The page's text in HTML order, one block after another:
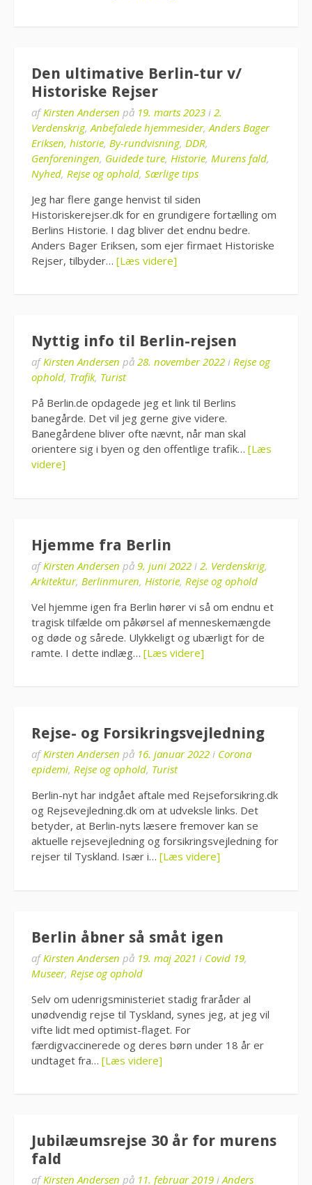
Den ultimative Berlin-tur v/
Historiske Rejser
afKirsten Andersen på 19. marts 2023 i 2.
Verdenskrig, Anbefalede hjemmesider, Anders Bager
Eriksen, historie, By-rundvisning, DDR,
Genforeningen, Guidede ture, Historie, Murens fald,
Nyhed, Rejse og ophold, Særlige tips
Jeg har flere gange henvist til siden
Historiskerejser.dk for en grundigere fortælling om
Berlins Historie. I dag bliver det endnu bedre.
Anders Bager Eriksen, som ejer firmaet Historiske
Rejser, tilbyder… [Læs videre]
Nyttig info til Berlin-rejsen
afKirsten Andersen på 28. november 2022 i Rejse og
ophold, Trafik, Turist
På Berlin.de opdagede jeg et link til Berlins
banegårde. Det vil jeg gerne give videre.
Banegårdene bliver ofte nævnt, når man skal
orientere sig i byen og den offentlige trafik… [Læs
videre]
Hjemme fra Berlin
afKirsten Andersen på 9. juni 2022 i 2. Verdenskrig,
Arkitektur, Berlinmuren, Historie, Rejse og ophold
Vel hjemme igen fra Berlin hører vi så om endnu et
tragisk tilfælde om påkørsel af menneskemængde
og døde og sårede. Ulykkeligt og ubærligt for de
ramte. I dette indlæg… [Læs videre]
Rejse- og Forsikringsvejledning
afKirsten Andersen på 16. januar 2022 i Corona
epidemi, Rejse og ophold, Turist
Berlin-nyt har indgået aftale med Rejseforsikring.dk
og Rejsevejledning.dk om at udveksle links. Det
betyder, at Berlin-nyts læsere fremover kan se
aktuelle rejsevejledning og forsikringsvejledning for
rejser til Tyskland. Især i… [Læs videre]
Berlin åbner så småt igen
afKirsten Andersen på 19. maj 2021 i Covid 19,
Museer, Rejse og ophold
Selv om udenrigsministeriet stadig fraråder al
unødvendig rejse til Tyskland, synes jeg, at jeg vil
vifte lidt med optimist-flaget. For
færdigvaccinerede og deres børn under 18 år er
undtaget fra… [Læs videre]
Jubilæumsrejse 30 år for murens
fald
afKirsten Andersen på 11. februar 2019 iAnders